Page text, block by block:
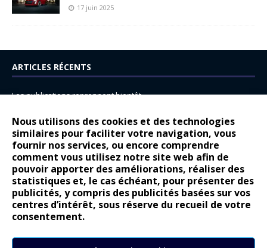
Nous utilisons des cookies et des technologies
similaires pour faciliter votre navigation, vous
fournir nos services, ou encore comprendre
comment vous utilisez notre site web afin de
pouvoir apporter des améliorations, réaliser des
statistiques et, le cas échéant, pour présenter des
publicités, y compris des publicités basées sur vos
centres d’intérêt, sous réserve du recueil de votre
consentement.
17 juin 2025
ARTICLES RÉCENTS
Les publications reprennent bientôt…
14 juillet : nouveau film de marque pour Citroën
Renault Espace : voyage, voyage…
Peugeot E-208 GTi : naissance d’une légende
COMMENTAIRES RÉCENTS
Bernard Dardartdans
Gilly